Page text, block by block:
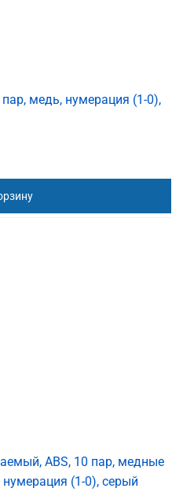
медь, нумерация (1-0),
ABS, 10 пар, медные
(1-0), серый